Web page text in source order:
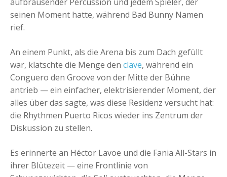
seinen Moment hatte, während Bad Bunny Namen
rief.
An einem Punkt, als die Arena bis zum Dach gefüllt
war, klatschte die Menge den clave, während ein
Conguero den Groove von der Mitte der Bühne
antrieb — ein einfacher, elektrisierender Moment, der
alles über das sagte, was diese Residenz versucht hat:
die Rhythmen Puerto Ricos wieder ins Zentrum der
Diskussion zu stellen.
Es erinnerte an Héctor Lavoe und die Fania All-Stars in
ihrer Blütezeit — eine Frontlinie von